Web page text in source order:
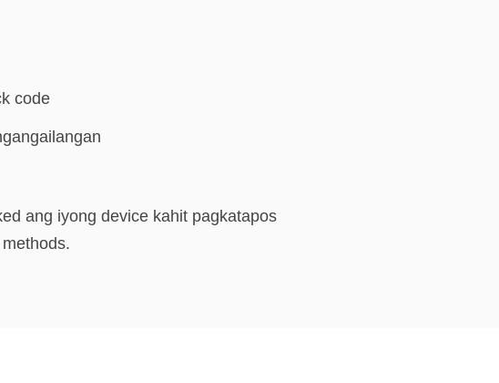
code
ang iyong device kahit pagkatapos